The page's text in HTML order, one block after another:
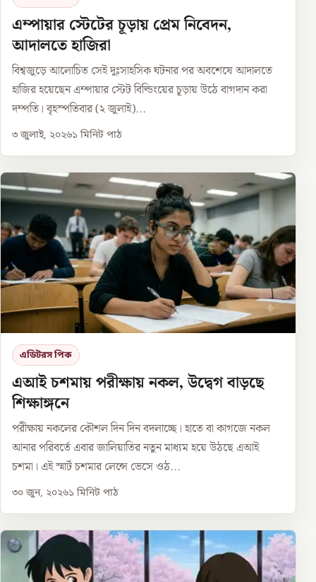
এম্পায়ার স্টেটের চূড়ায় প্রেম নিবেদন,
আদালতে হাজিরা
বিশ্বজুড়ে আলোচিত সেই দুঃসাহসিক ঘটনার পর অবশেষে আদালতে
হাজির হয়েছেন এম্পায়ার স্টেট বিল্ডিংয়ের চূড়ায় উঠে বাগদান করা
দম্পতি। বৃহস্পতিবার (২ জুলাই)...
৩ জুলাই, ২০২৬১ মিনিট পাঠ
এডিটরস পিক
এআই চশমায় পরীক্ষায় নকল, উদ্বেগ বাড়ছে
শিক্ষাঙ্গনে
পরীক্ষায় নকলের কৌশল দিন দিন বদলাচ্ছে। হাতে বা কাগজে নকল
আনার পরিবর্তে এবার জালিয়াতির নতুন মাধ্যম হয়ে উঠছে এআই
চশমা। এই স্মার্ট চশমার লেন্সে ভেসে ওঠ...
৩০ জুন, ২০২৬১ মিনিট পাঠ